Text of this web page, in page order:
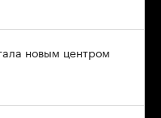
новым центром